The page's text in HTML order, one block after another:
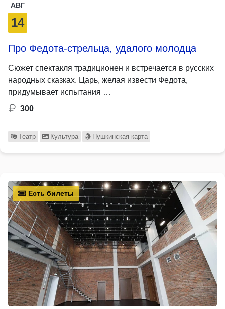
АВГ
14
Про Федота-стрельца, удалого молодца
Сюжет спектакля традиционен и встречается в русских
народных сказках. Царь, желая извести Федота,
придумывает испытания …
300
Театр Культура Пушкинская карта
Есть билеты